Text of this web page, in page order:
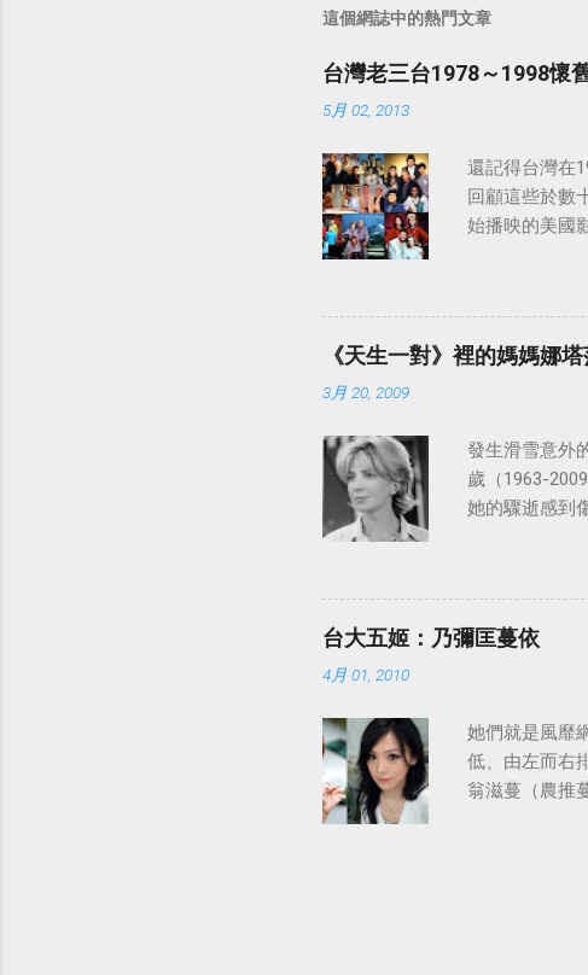
這個網誌中的熱門文章
台灣老三台1978～1998懷
5月 02, 2013
還記得台灣在
回顧這些於數
始播映的美國
《天生一對》裡的媽媽娜
3月 20, 2009
發生滑雪意外
歲（1963-
她的驟逝感到
台大五姬：乃彌匡蔓依
4月 01, 2010
她們就是風靡
低、由左而右
翁滋蔓（農推